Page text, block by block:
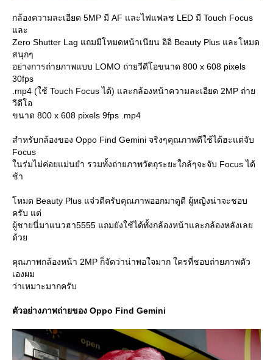
กล้องความละเอียด 5MP มี AF และไฟแฟลช LED มี Touch Focus
ละ
Zero Shutter Lag แถมมีโหมดหน้าเนียน อิอิ Beauty Plus และโหมด
สนุกๆ
อย่างการถ่ายภาพแบบ LOMO ถ่ายวีดีโอขนาด 800 x 608 pixels
30fps
.mp4 (ใช้ Touch Focus ได้) และกล้องหน้าความละเอียด 2MP ถ่า
วีดีโอ
ขนาด 800 x 608 pixels 9fps .mp4
สำหรับกล้องของ Oppo Find Gemini จริงๆคุณภาพดีใช้ได้ฮะแต่จับ
Focus
นร่มไม่ค่อยแม่นยำ รวมทั้งถ่ายภาพวัตถุระยะใกล้ๆจะจับ Focus ได้
ช้า
หมด Beauty Plus แจ๋วดีครับคุณภาพออกมาดูดี ผู้หญิงน่าจะชอบ
ครับ แต่
ผู้ชายนี่มาแนวฮา5555 แถมยังใช้ได้ทั้งกล้องหน้าและกล้องหลังเล
ด้ว
คุณภาพกล้องหน้า 2MP ก็จัดว่าน่าพอใจมาก ใครที่ชอบถ่ายภาพตัว
เองผม
ว่าเหมาะมากครับ
ตัวอย่างภาพถ่ายของ Oppo Find Gemini